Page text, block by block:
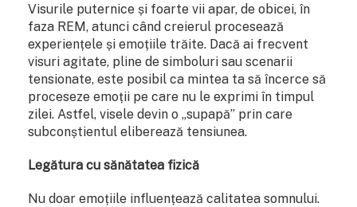
Visurile puternice și foarte vii apar, de obicei, în
faza REM, atunci când creierul procesează
experiențele și emoțiile trăite. Dacă ai frecvent
visuri agitate, pline de simboluri sau scenarii
tensionate, este posibil ca mintea ta să încerce să
proceseze emoții pe care nu le exprimi în timpul
zilei. Astfel, visele devin o „supapă” prin care
subconștientul eliberează tensiunea.
Legătura cu sănătatea fizică
Nu doar emoțiile influențează calitatea somnului.